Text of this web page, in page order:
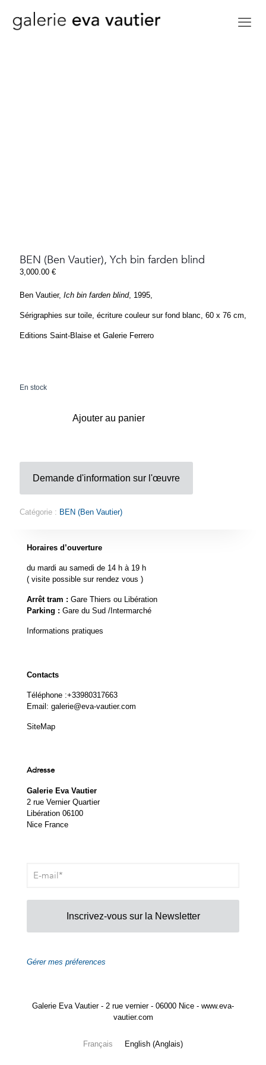
BEN (Ben Vautier), Ych bin farden blind
3,000.00 €
Ben Vautier, Ich bin farden blind, 1995,
Sérigraphies sur toile, écriture couleur sur fond blanc, 60 x 76 cm,
Editions Saint-Blaise et Galerie Ferrero
En stock
Ajouter au panier
Demande d'information sur l'œuvre
Catégorie : BEN (Ben Vautier)
Horaires d’ouverture
du mardi au samedi de 14 h à 19 h
( visite possible sur rendez vous )
Arrêt tram : Gare Thiers ou Libération
Parking : Gare du Sud /Intermarché
Informations pratiques
Contacts
Téléphone :+33980317663
Email: galerie@eva-vautier.com
SiteMap
Adresse
Galerie Eva Vautier
2 rue Vernier Quartier
Libération 06100
Nice France
Inscrivez-vous sur la Newsletter
Gérer mes préferences
Galerie Eva Vautier - 2 rue vernier - 06000 Nice - www.eva-
vautier.com
Français English (Anglais)